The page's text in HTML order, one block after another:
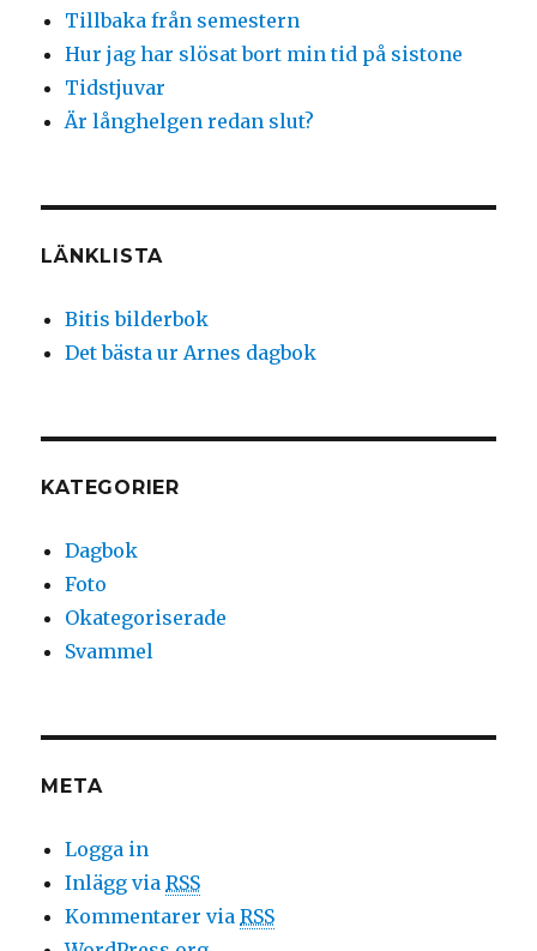
Tillbaka från semestern
Hur jag har slösat bort min tid på sistone
Tidstjuvar
Är långhelgen redan slut?
LÄNKLISTA
Bitis bilderbok
Det bästa ur Arnes dagbok
KATEGORIER
Dagbok
Foto
Okategoriserade
Svammel
META
Logga in
Inlägg viaRSS
Kommentarer viaRSS